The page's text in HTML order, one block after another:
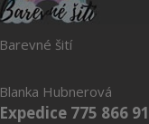
Barevné šití
Blanka Hubnerová
Expedice 775 866